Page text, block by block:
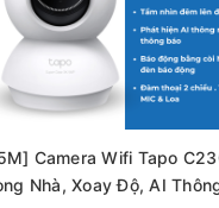
tượng khác để
15 ft của máy ảnh.
nước, được chế
ninh liên tục
Camera Wifi Tapo
Nhà, Xoay Độ, AI